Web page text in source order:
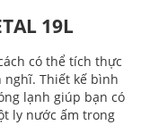
19L
có thể tích thực
nghĩ. Thiết kế bình
lạnh giúp bạn có
ly nước ấm trong